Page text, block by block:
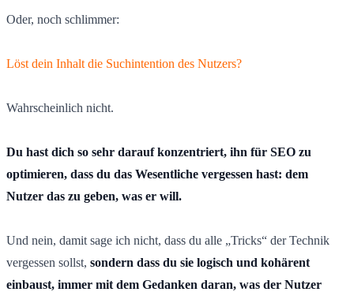
Oder, noch schlimmer:
Löst dein Inhalt die Suchintention des Nutzers?
Wahrscheinlich nicht.
Du hast dich so sehr darauf konzentriert, ihn für SEO zu
optimieren, dass du das Wesentliche vergessen hast: dem
Nutzer das zu geben, was er will.
Und nein, damit sage ich nicht, dass du alle „Tricks“ der Technik
vergessen sollst, sondern dass du sie logisch und kohärent
einbaust, immer mit dem Gedanken daran, was der Nutzer